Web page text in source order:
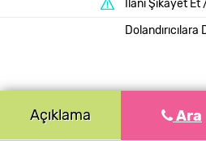
İlanı Şikayet
Dolandırıcılara
Açıklama Ara